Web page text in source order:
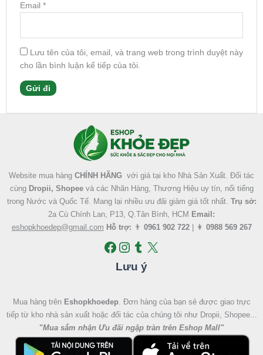
Email *
Lưu tên của tôi, email, và trang web trong trình duyệt này
cho lần bình luận kế tiếp của tôi.
Website mua hàng CHÍNH HÃNG với giá tại kho Nhà Sản Xuất. Đối tác
cùng Dropii, Shopeevà các Nhãn Hàng, Thương Hiệu uy tín, nổi tiếng
trong Nước và Quốc Tế. Mang lại nhiều ưu đãi giảm giá tốt nhất. Trụ sở:
2a Cù Chính Lan, P13, Q.Tân Bình, HCM Email:
eshopkhoedep@gmail.com Hỗ trợ: 👨 0961 902 722| 👩 0988 569 267
Lưu ý
Mua hàng trên Eshopkhoedep. Đơn hàng của bạn sẻ được giao trực
tiếp từ kho nhà sản xuất hoặc đối tác của chúng tôi như Dropii, Shopee...
"Mua sắm nhận Ưu đãi ngập tràn trên Eshop Mall"